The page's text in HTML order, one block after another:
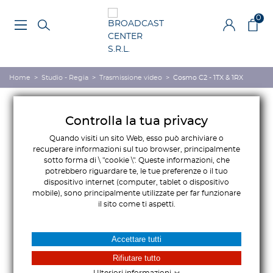
0
Home > Studio - Regia > Trasmissione video > Cosmo C2 - 1TX & 1RX
Controlla la tua privacy
Quando visiti un sito Web, esso può archiviare o
recuperare informazioni sul tuo browser, principalmente
sotto forma di \ "cookie \". Queste informazioni, che
potrebbero riguardare te, le tue preferenze o il tuo
dispositivo internet (computer, tablet o dispositivo
mobile), sono principalmente utilizzate per far funzionare
il sito come ti aspetti.
Accettare tutti
Rifiutare tutto